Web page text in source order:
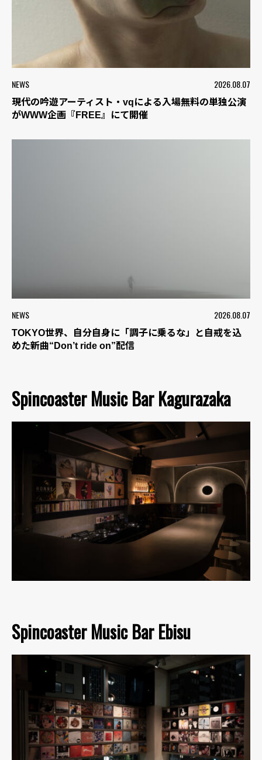
NEWS 2026.08.07
現代の吟遊アーティスト・vqによる入場無料の単独公演
がWWW企画『FREE』にて開催
NEWS 2026.08.07
TOKYO世界、自分自身に「調子に乗るな」と自戒を込
めた新曲“Don’t ride on”配信
Spincoaster Music Bar Kagurazaka
Spincoaster Music Bar Ebisu